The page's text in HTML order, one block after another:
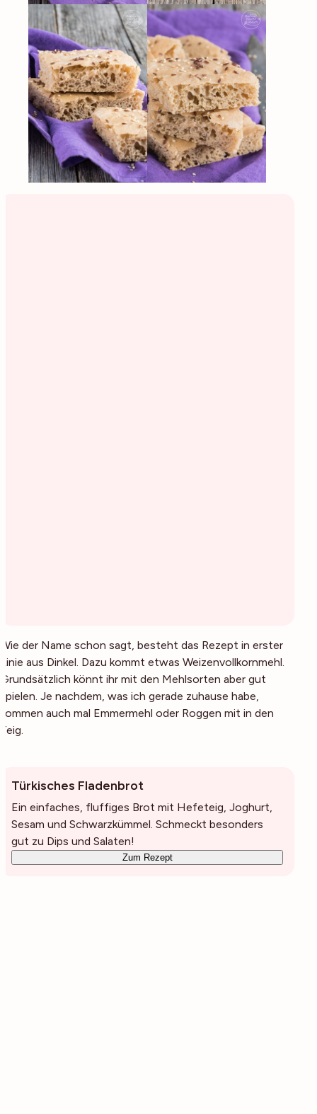
Wie der Name schon sagt, besteht das Rezept in erster
Linie aus Dinkel. Dazu kommt etwas Weizenvollkornmehl.
Grundsätzlich könnt ihr mit den Mehlsorten aber gut
spielen. Je nachdem, was ich gerade zuhause habe,
kommen auch mal Emmermehl oder Roggen mit in den
Teig.
Türkisches Fladenbrot
Ein einfaches, fluffiges Brot mit Hefeteig, Joghurt,
Sesam und Schwarzkümmel. Schmeckt besonders
gut zu Dips und Salaten!
Zum Rezept